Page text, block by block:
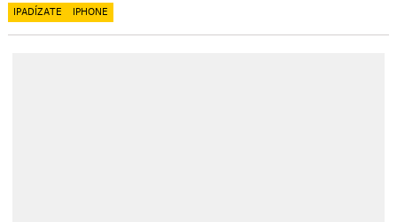
IPADÍZATE IPHONE